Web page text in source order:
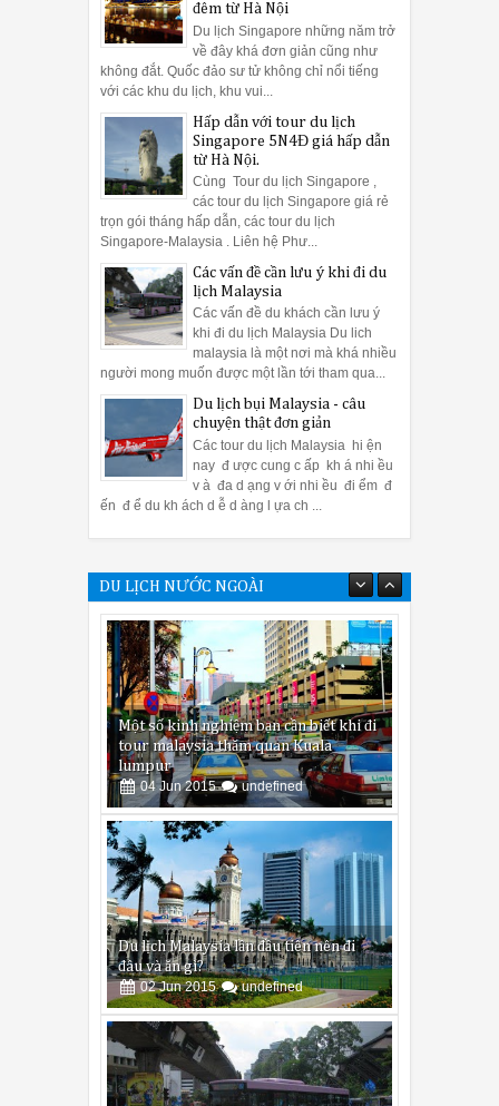
đêm từ Hà Nội
Du lịch Singapore những năm trở
về đây khá đơn giản cũng như
không đắt. Quốc đảo sư tử không chỉ nổi tiếng
với các khu du lịch, khu vui...
Hấp dẫn với tour du lịch
Singapore 5N4Đ giá hấp dẫn
từ Hà Nội.
Cùng Tour du lịch Singapore ,
các tour du lịch Singapore giá rẻ
trọn gói tháng hấp dẫn, các tour du lịch
Singapore-Malaysia . Liên hệ Phư...
Các vấn đề cần lưu ý khi đi du
lịch Malaysia
Các vấn đề du khách cần lưu ý
khi đi du lịch Malaysia Du lich
malaysia là một nơi mà khá nhiều
người mong muốn được một lần tới tham qua...
Du lịch bụi Malaysia - câu
chuyện thật đơn giản
Các tour du lịch Malaysia hi ện
nay đ ược cung c ấp kh á nhi ều
v à đa d ạng v ới nhi ều đi ểm đ
ến đ ể du kh ách d ễ d àng l ựa ch ...
DU LỊCH NƯỚC NGOÀI
Một số kinh nghiệm bạn cần biết khi đi
tour malaysia thăm quan Kuala
lumpur
04 Jun 2015 undefined
Du lịch Malaysia lần đầu tiên nên đi
đâu và ăn gì?
02 Jun 2015 undefined